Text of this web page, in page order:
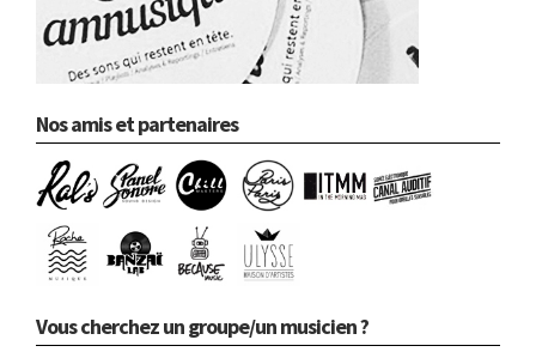
Nos amis et partenaires
Vous cherchez un groupe/un musicien ?